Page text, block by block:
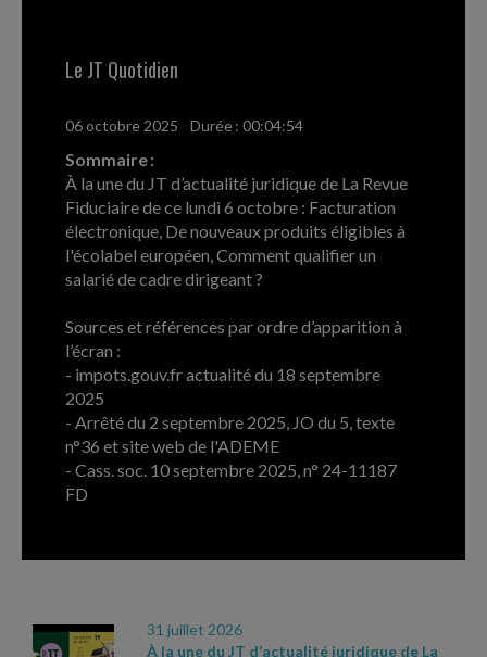
Le JT Quotidien
06 octobre 2025 Durée : 00:04:54
Sommaire :
À la une du JT d’actualité juridique de La Revue
Fiduciaire de ce lundi 6 octobre : Facturation
électronique, De nouveaux produits éligibles à
l'écolabel européen, Comment qualifier un
salarié de cadre dirigeant ?
Sources et références par ordre d’apparition à
l’écran :
- impots.gouv.fr actualité du 18 septembre
2025
- Arrêté du 2 septembre 2025, JO du 5, texte
n°36 et site web de l'ADEME
- Cass. soc. 10 septembre 2025, n° 24-11187
FD
31 juillet 2026
À la une du JT d’actualité juridique de La